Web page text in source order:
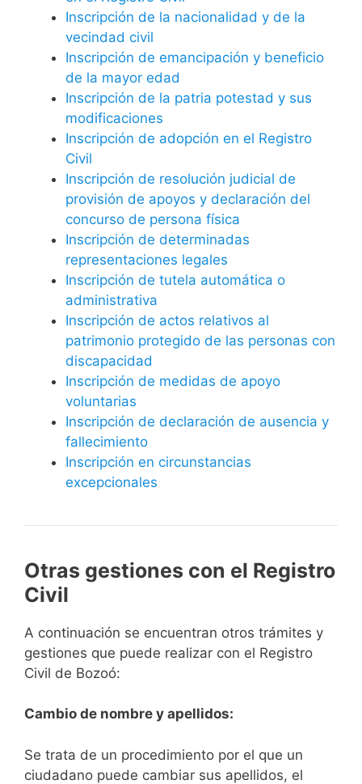
Inscripción de la nacionalidad y de la
vecindad civil
Inscripción de emancipación y beneficio
de la mayor edad
Inscripción de la patria potestad y sus
modificaciones
Inscripción de adopción en el Registro
Civil
Inscripción de resolución judicial de
provisión de apoyos y declaración del
concurso de persona física
Inscripción de determinadas
representaciones legales
Inscripción de tutela automática o
administrativa
Inscripción de actos relativos al
patrimonio protegido de las personas con
discapacidad
Inscripción de medidas de apoyo
voluntarias
Inscripción de declaración de ausencia y
fallecimiento
Inscripción en circunstancias
excepcionales
Otras gestiones con el Registro
Civil
A continuación se encuentran otros trámites y
gestiones que puede realizar con el Registro
Civil de Bozoó:
Cambio de nombre y apellidos:
Se trata de un procedimiento por el que un
ciudadano puede cambiar sus apellidos, el